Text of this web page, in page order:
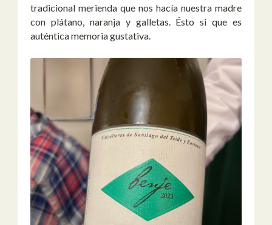
tradicional merienda que nos hacía nuestra madre
con plátano, naranja y galletas. Ésto si que es
auténtica memoria gustativa.